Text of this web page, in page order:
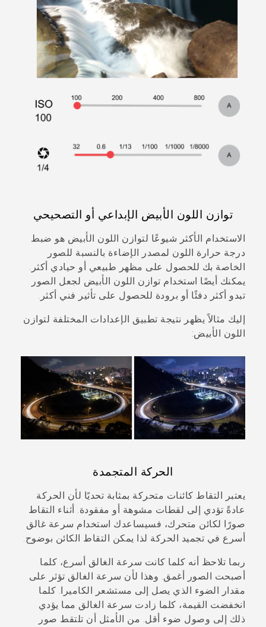
توازن اللون الأبيض الإبداعي أو التصحيحي
الاستخدام الأكثر شيوعًا لتوازن اللون الأبيض هو ضبط
درجة حرارة اللون لمصدر الإضاءة بالنسبة للصور
الخاصة بك للحصول على مظهر طبيعي أو حيادي أكثر.
يمكنك أيضًا استخدام توازن اللون الأبيض لجعل الصور
تبدو أكثر دفئًا أو برودة للحصول على تأثير فني أكثر.
إليك مثالاً يظهر نتيجة تطبيق الإعدادات المختلفة لتوازن
اللون الأبيض:
الحركة المتجمدة
يعتبر التقاط كائنات متحركة بمثابة تحديًا لأن الحركة
عادةً تؤدي إلى لقطات مشوهة أو مفقودة. أثناء التقاط
صورًا لكائن متحرك، فسيساعدك استخدام سرعة غالق
أسرع في تجميد الحركة لذا يمكن التقاط الكائن بوضوح.
ربما تلاحظ أنه كلما كانت سرعة الغالق أسرع، كلما
أصبحت الصور أغمق. وهذا لأن سرعة الغالق تؤثر على
مقدار الضوء الذي يصل إلى مستشعر الكاميرا. كلما
انخفضت القيمة، كلما زادت سرعة الغالق مما يؤدي
ذلك إلى وصول ضوء أقل. من الأمثل أن تلتقط صور